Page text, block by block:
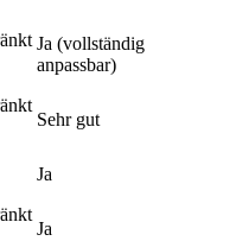
Ja (vollständig
anpassbar)
Sehr gut
Ja
Ja